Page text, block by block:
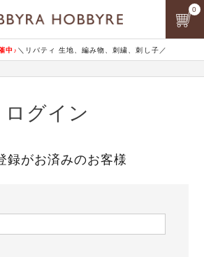
中♪ ＼リバティ 生地、編み物、刺繍、刺し子／
0
ログイン
録がお済みのお客様